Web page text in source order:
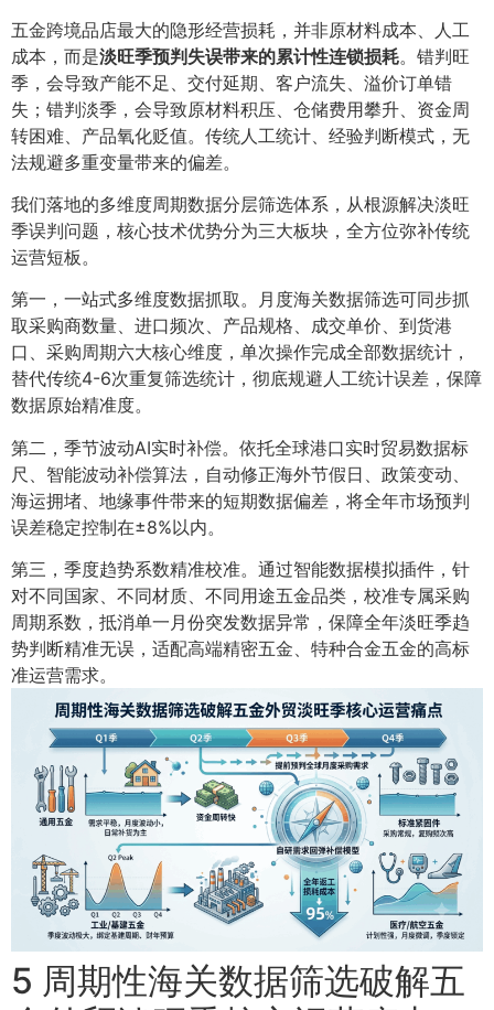
五金跨境品店最大的隐形经营损耗，并非原材料成本、人工
成本，而是淡旺季预判失误带来的累计性连锁损耗。错判旺
季，会导致产能不足、交付延期、客户流失、溢价订单错
失；错判淡季，会导致原材料积压、仓储费用攀升、资金周
转困难、产品氧化贬值。传统人工统计、经验判断模式，无
法规避多重变量带来的偏差。
我们落地的多维度周期数据分层筛选体系，从根源解决淡旺
季误判问题，核心技术优势分为三大板块，全方位弥补传统
运营短板。
第一，一站式多维度数据抓取。月度海关数据筛选可同步抓
取采购商数量、进口频次、产品规格、成交单价、到货港
口、采购周期六大核心维度，单次操作完成全部数据统计，
替代传统4-6次重复筛选统计，彻底规避人工统计误差，保障
数据原始精准度。
第二，季节波动AI实时补偿。依托全球港口实时贸易数据标
尺、智能波动补偿算法，自动修正海外节假日、政策变动、
海运拥堵、地缘事件带来的短期数据偏差，将全年市场预判
误差稳定控制在±8%以内。
第三，季度趋势系数精准校准。通过智能数据模拟插件，针
对不同国家、不同材质、不同用途五金品类，校准专属采购
周期系数，抵消单一月份突发数据异常，保障全年淡旺季趋
势判断精准无误，适配高端精密五金、特种合金五金的高标
准运营需求。
5 周期性海关数据筛选破解五